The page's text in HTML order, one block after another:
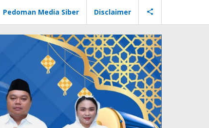
Pedoman Media Siber Disclaimer